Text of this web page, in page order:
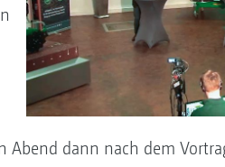
dann nach dem